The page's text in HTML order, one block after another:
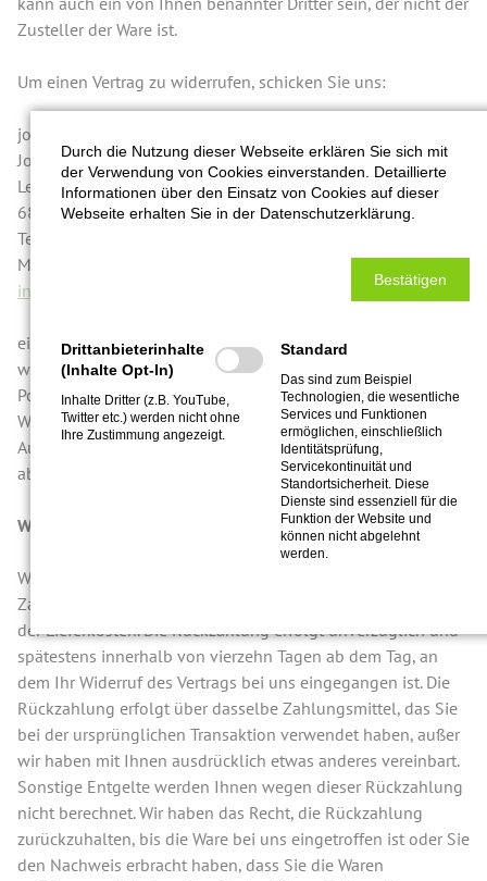
Zusteller der Ware ist.
Um einen Vertrag zu widerrufen, schicken Sie uns:
jochencooksforyou
Jochen Schulz
Lenaustraße 57–59
68167 Mannheim
Telefon: +49 (621) 4 30 42 36
Mobil: +49 (172) 7 24 09 77
info@jochencooksforyou.de
eine eindeutige Erklärung, dass Sie diesen Vertrag
widerrufen. Dies kann formlos erfolgen und z.B. ein mit der
Post versandter Brief oder eine E-Mail sein. Zur Wahrung der
Widerrufsfrist reicht es aus, dass Sie die Mitteilung über die
Ausübung des Widerrufsrechts vor Ablauf der Widerrufsfrist
absenden.
Widerrufsfolgen
Wenn Sie den Vertrag widerrufen, erstatten wir Ihnen alle
Zahlungen, die wir von Ihnen erhalten haben, einschließlich
der Lieferkosten. Die Rückzahlung erfolgt unverzüglich und
spätestens innerhalb von vierzehn Tagen ab dem Tag, an
dem Ihr Widerruf des Vertrags bei uns eingegangen ist. Die
Rückzahlung erfolgt über dasselbe Zahlungsmittel, das Sie
bei der ursprünglichen Transaktion verwendet haben, außer
wir haben mit Ihnen ausdrücklich etwas anderes vereinbart.
Sonstige Entgelte werden Ihnen wegen dieser Rückzahlung
nicht berechnet. Wir haben das Recht, die Rückzahlung
zurückzuhalten, bis die Ware bei uns eingetroffen ist oder Sie
den Nachweis erbracht haben, dass Sie die Waren
Durch die Nutzung dieser Webseite erklären Sie sich mit
der Verwendung von Cookies einverstanden. Detaillierte
Informationen über den Einsatz von Cookies auf dieser
Webseite erhalten Sie in der Datenschutzerklärung.
Bestätigen
Drittanbieterinhalte
(Inhalte Opt-In)
Inhalte Dritter (z.B. YouTube,
Twitter etc.) werden nicht ohne
Ihre Zustimmung angezeigt.
Standard
Das sind zum Beispiel
Technologien, die wesentliche
Services und Funktionen
ermöglichen, einschließlich
Identitätsprüfung,
Servicekontinuität und
Standortsicherheit. Diese
Dienste sind essenziell für die
Funktion der Website und
können nicht abgelehnt
werden.